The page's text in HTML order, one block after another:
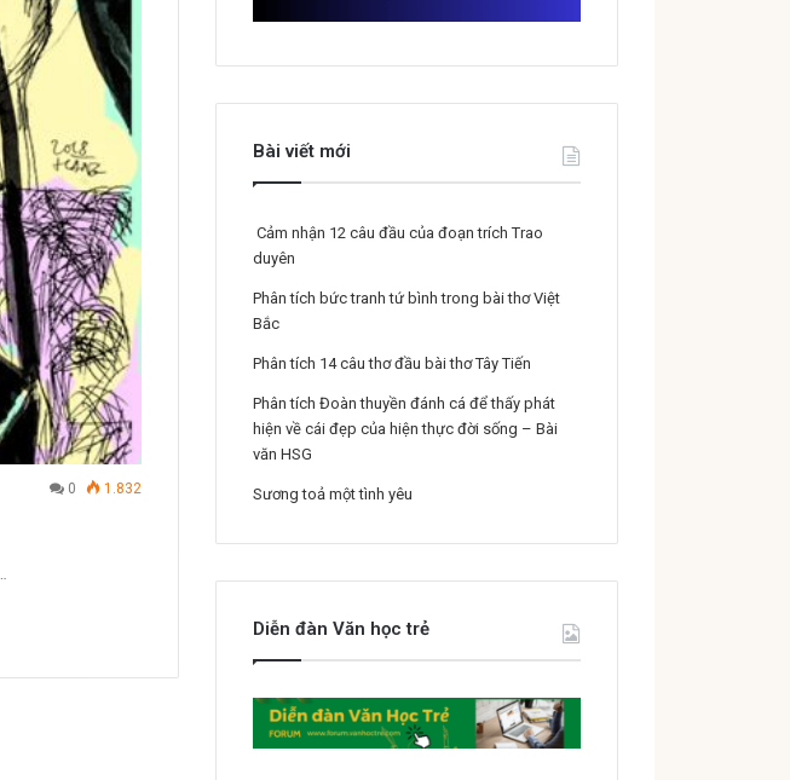
0 1.832
Bài viết mới
Cảm nhận 12 câu đầu của đoạn trích Trao
duyên
Phân tích bức tranh tứ bình trong bài thơ Việt
Bắc
Phân tích 14 câu thơ đầu bài thơ Tây Tiến
Phân tích Đoàn thuyền đánh cá để thấy phát
hiện về cái đẹp của hiện thực đời sống – Bài
văn HSG
Sương toả một tình yêu
Diễn đàn Văn học trẻ